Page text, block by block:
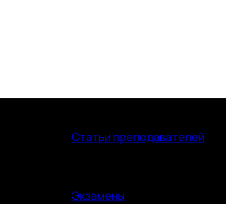
Статьи преподавателей
Экзамены